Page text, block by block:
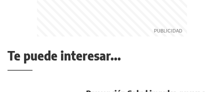
Te puede interesar...